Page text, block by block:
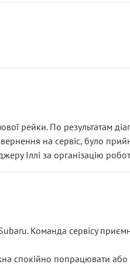
рейки. По результатам
на сервіс, було
Іллі за організацію
Команда сервісу
спокійно попрацювати або